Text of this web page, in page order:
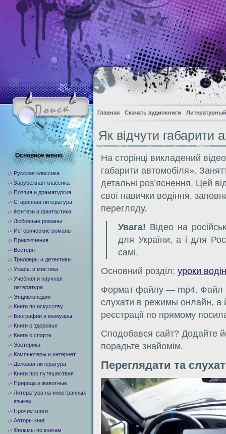
Главная Скачать аудиокниги
Як відчути габарити
На сторінці викладений
габарити автомобіля».
детальні роз’яснення. Цей
свої навички водіння,
перегляду.
Увага! Відео на
для України, а і для
самі.
Основний розділ: уроки
Формат файлу — mp4. Файл
слухати в режимы онлайн, а
реєстрації по прямому
Сподобався сайт? Додайте
порадьте знайомім.
Переглядати та
Видеоплеер
Основное меню
Русская классика
Зарубежная классика
Поэзия и драматургия
Старинная литература
Фэнтези и фантастика
Любовные романы
Исторические романы
Приключения
Вестерн
Триллеры и детективы
Ужасы и мистика
Учебная и научная
литература
Энциклопедии
Книги по искусству
Биографии и мемуары
Книги о здоровье
Книги о спорте
Эзотерика
Компьютеры и интернет
Деловая литература
Книги про путешествия
Природа и животные
Литература на иностранных
языках
Прочие книги
Авторы книг
Фильмы по книгам